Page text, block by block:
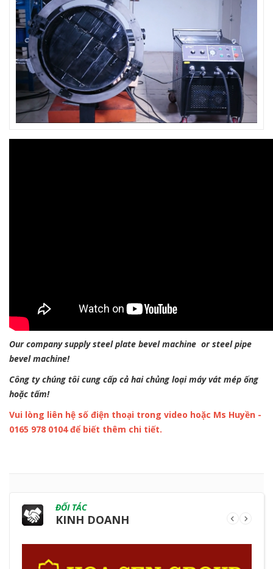
Our company supply steel plate bevel machine or steel pipe
bevel machine!
Công ty chúng tôi cung cấp cả hai chủng loại máy vát mép ống
hoặc tấm!
Vui lòng liên hệ số điện thoại trong video hoặc Ms Huyền -
0165 978 0104 để biết thêm chi tiết.
ĐỐI TÁC
KINH DOANH